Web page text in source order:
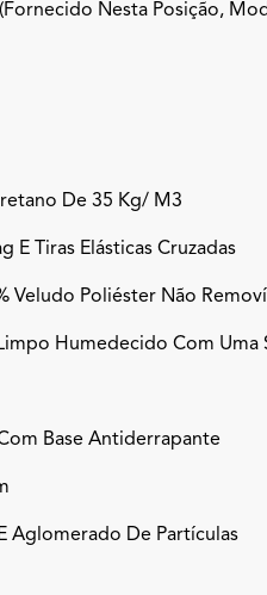
Nesta Posição,
De 35 Kg/ M3
E Tiras Elásticas Cruzadas
Veludo Poliéster Não
Humedecido Com
Base Antiderrapante
Aglomerado De Partículas